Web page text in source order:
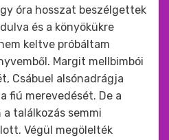
óra hosszat beszélgettek
és a könyökükre
keltve próbáltam
Margit mellbimbói
Csábuel alsónadrágja
fiú merevedését. De a
találkozás semmi
Végül megölelték